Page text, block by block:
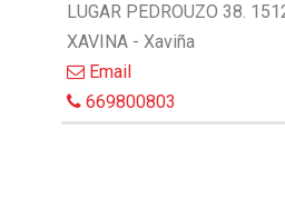
LUGAR PEDROUZO 38.
XAVINA - Xaviña
Email
669800803